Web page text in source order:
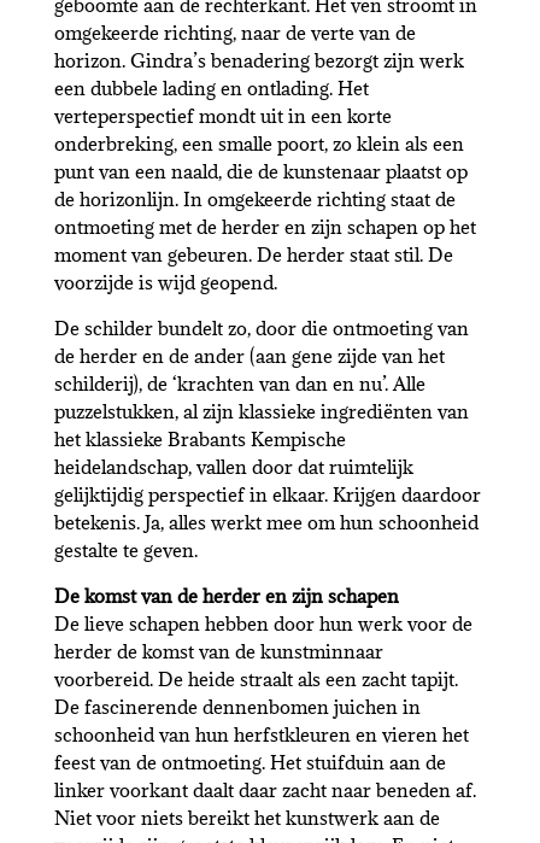
omgekeerde richting, naar de verte van de
horizon. Gindra’s benadering bezorgt zijn werk
een dubbele lading en ontlading. Het
verteperspectief mondt uit in een korte
onderbreking, een smalle poort, zo klein als een
punt van een naald, die de kunstenaar plaatst op
de horizonlijn. In omgekeerde richting staat de
ontmoeting met de herder en zijn schapen op het
moment van gebeuren. De herder staat stil. De
voorzijde is wijd geopend.
De schilder bundelt zo, door die ontmoeting van
de herder en de ander (aan gene zijde van het
schilderij), de ‘krachten van dan en nu’. Alle
puzzelstukken, al zijn klassieke ingrediënten van
het klassieke Brabants Kempische
heidelandschap, vallen door dat ruimtelijk
gelijktijdig perspectief in elkaar. Krijgen daardoor
betekenis. Ja, alles werkt mee om hun schoonheid
gestalte te geven.
De komst van de herder en zijn schapen
De lieve schapen hebben door hun werk voor de
herder de komst van de kunstminnaar
voorbereid. De heide straalt als een zacht tapijt.
De fascinerende dennenbomen juichen in
schoonheid van hun herfstkleuren en vieren het
feest van de ontmoeting. Het stuifduin aan de
linker voorkant daalt daar zacht naar beneden af.
Niet voor niets bereikt het kunstwerk aan de